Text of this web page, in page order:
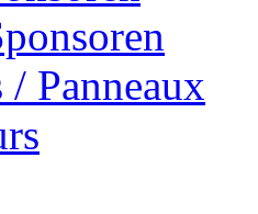
Panneaux